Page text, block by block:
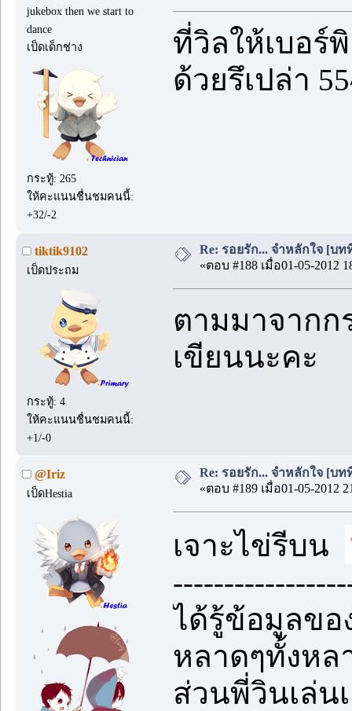
jukebox then we start to
dance
เป็ดเด็กช่าง
กระทู้: 265
ให้คะแนนชื่นชมคนนี้:
+32/-2
ที่วิลให้เบอร์
ด้วยรึเปล่า
tiktik9102
เป็ดประถม
กระทู้: 4
ให้คะแนนชื่นชมคนนี้:
+1/-0
Re: รอยรัก... จำหลักใจ [บท
«ตอบ #188 เมื่อ01-05-2012
ตามมาจากก
เขียนนะคะ
@Iriz
เป็ดHestia
Re: รอยรัก... จำหลักใจ [บท
«ตอบ #189 เมื่อ01-05-2012
เจาะไข่รีบน
ได้รู้ข้อมูลขอ
หลาดๆทั้งหล
ส่วนพี่วินเล่น